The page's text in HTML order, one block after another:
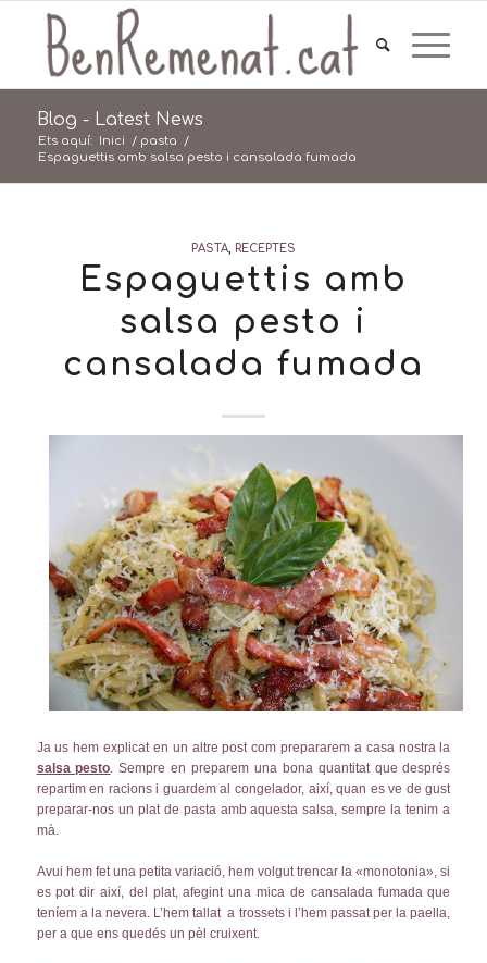
Blog - Latest News
Ets aquí: Inici / pasta
/
Espaguettis amb salsa pesto i cansalada fumada
PASTA, RECEPTES
Espaguettis amb
salsa pesto i
cansalada fumada
Ja us hem explicat en un altre post com prepararem a casa nostra la
salsa pesto. Sempre en preparem una bona quantitat que després
repartim en racions i guardem al congelador, així, quan es ve de gust
preparar-nos un plat de pasta amb aquesta salsa, sempre la tenim a
mà.
Avui hem fet una petita variació, hem volgut trencar la «monotonia», si
es pot dir així, del plat, afegint una mica de cansalada fumada que
teníem a la nevera. L’hem tallat a trossets i l’hem passat per la paella,
per a que ens quedés un pèl cruixent.